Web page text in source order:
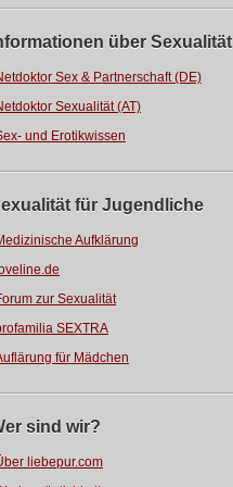
über Sexualität
Sex & Partnerschaft (DE)
Sexualität (AT)
und Erotikwissen
für Jugendliche
Aufklärung
zur Sexualität
SEXTRA
für Mädchen
sind wir?
liebepur.com